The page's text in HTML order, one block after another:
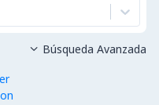
 Búsqueda Avanzada